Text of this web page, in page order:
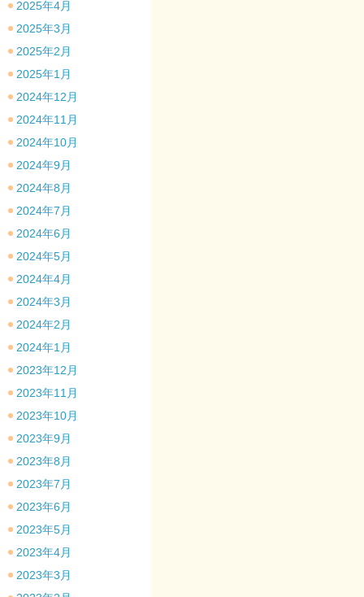
2025年4月
2025年3月
2025年2月
2025年1月
2024年12月
2024年11月
2024年10月
2024年9月
2024年8月
2024年7月
2024年6月
2024年5月
2024年4月
2024年3月
2024年2月
2024年1月
2023年12月
2023年11月
2023年10月
2023年9月
2023年8月
2023年7月
2023年6月
2023年5月
2023年4月
2023年3月